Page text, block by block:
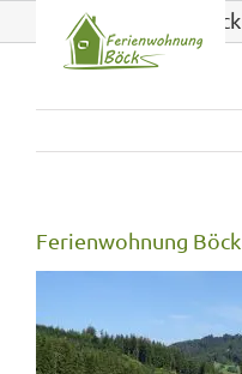
springen
Ferienwohnung Böck
Ferienwohnung Böck